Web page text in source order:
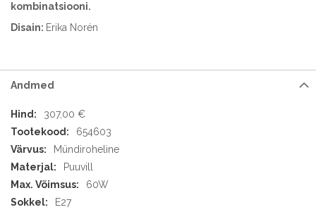
kombinatsiooni.
Disain: Erika Norén
Andmed
Andmed307,00 €
654603
Mündiroheline
Puuvill
60W
E27